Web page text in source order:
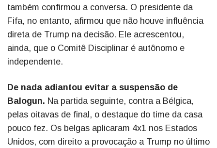
também confirmou a conversa. O presidente da
Fifa, no entanto, afirmou que não houve influência
direta de Trump na decisão. Ele acrescentou,
ainda, que o Comitê Disciplinar é autônomo e
independente.
De nada adiantou evitar a suspensão de
Balogun. Na partida seguinte, contra a Bélgica,
pelas oitavas de final, o destaque do time da casa
pouco fez. Os belgas aplicaram 4x1 nos Estados
Unidos, com direito a provocação a Trump no último